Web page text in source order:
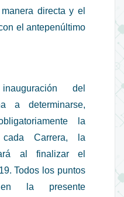
directa y el
el antepenúltimo
del
a determinarse,
la
Carrera, la
al finalizar el
Todos los puntos
la presente